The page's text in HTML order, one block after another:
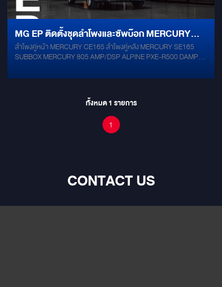
MG EP ติดตั้งชุดลำโพงและซัพบ๊อก MERCURY
พร้อม AMP/DSP ALPINE
ลำโพงคู่หน้า MERCURY CE165 ลำโพงคู่หลัง MERCURY SE165
SUBBOX MERCURY 805 AMP/DSP ALPINE PXE-R500 DAMP
ทั้งหมด1 รายการ
1
CONTACT US